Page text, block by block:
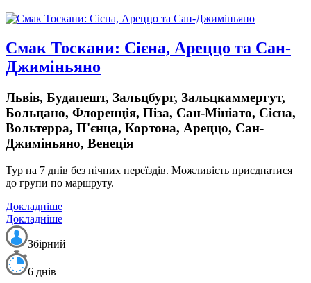
Смак Тоскани: Сієна, Ареццо та Сан-
Джиміньяно
Львів, Будапешт, Зальцбург, Зальцкаммергут,
Больцано, Флоренція, Піза, Сан-Мініато, Сієна,
Вольтерра, П'єнца, Кортона, Ареццо, Сан-
Джиміньяно, Венеція
Тур на 7 днів без нічних переїздів. Можливість приєднатися
до групи по маршруту.
Докладніше
Докладніше
Збірний
6 днів